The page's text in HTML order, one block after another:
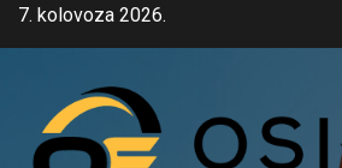
Skip7. kolovoza 2026.